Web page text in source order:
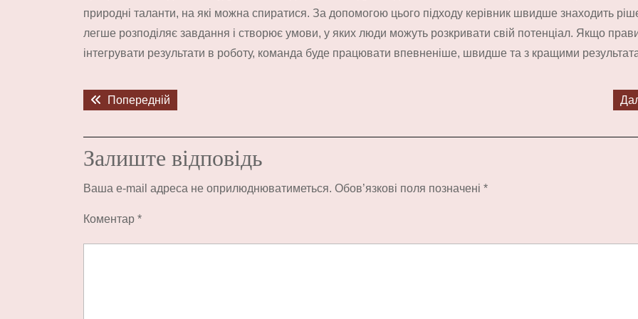
природні таланти, на які можна спиратися. За допомогою цього підходу керівник швидше знаходить
легше розподіляє завдання і створює умови, у яких люди можуть розкривати свій потенціал. Якщо
інтегрувати результати в роботу, команда буде працювати впевненіше, швидше та з кращими
Навігація
записів
Попередній
Залиште відповідь
Ваша e-mail адреса не оприлюднюватиметься. Обов’язкові поля позначені *
Коментар *